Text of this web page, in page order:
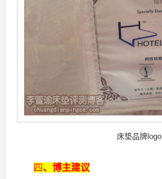
床垫品牌logo
四、博主建议